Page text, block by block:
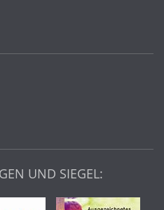
UND SIEGEL: